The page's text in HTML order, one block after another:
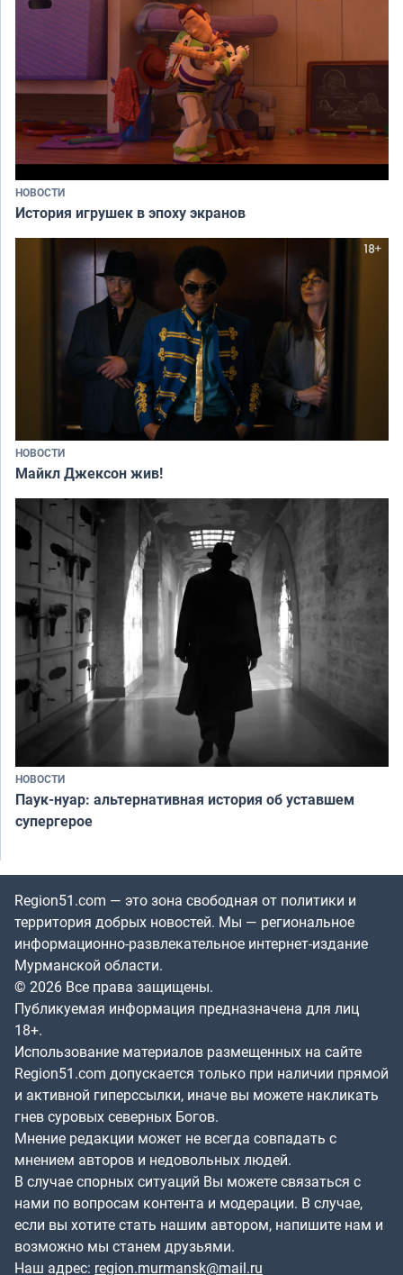
НОВОСТИ
История игрушек в эпоху экранов
НОВОСТИ
Майкл Джексон жив!
НОВОСТИ
Паук-нуар: альтернативная история об уставшем
супергерое
Region51.com — это зона свободная от политики и
территория добрых новостей. Мы — региональное
информационно-развлекательное интернет-издание
Мурманской области.
© 2026 Все права защищены.
Публикуемая информация предназначена для лиц
18+.
Использование материалов размещенных на сайте
Region51.com допускается только при наличии прямой
и активной гиперссылки, иначе вы можете накликать
гнев суровых северных Богов.
Мнение редакции может не всегда совпадать с
мнением авторов и недовольных людей.
В случае спорных ситуаций Вы можете связаться с
нами по вопросам контента и модерации. В случае,
если вы хотите стать нашим автором, напишите нам и
возможно мы станем друзьями.
Наш адрес: region.murmansk@mail.ru